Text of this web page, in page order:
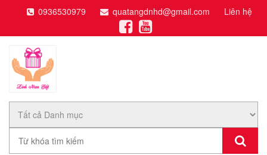
0936530979 quatangdnhd@gmail.com Liên hệ